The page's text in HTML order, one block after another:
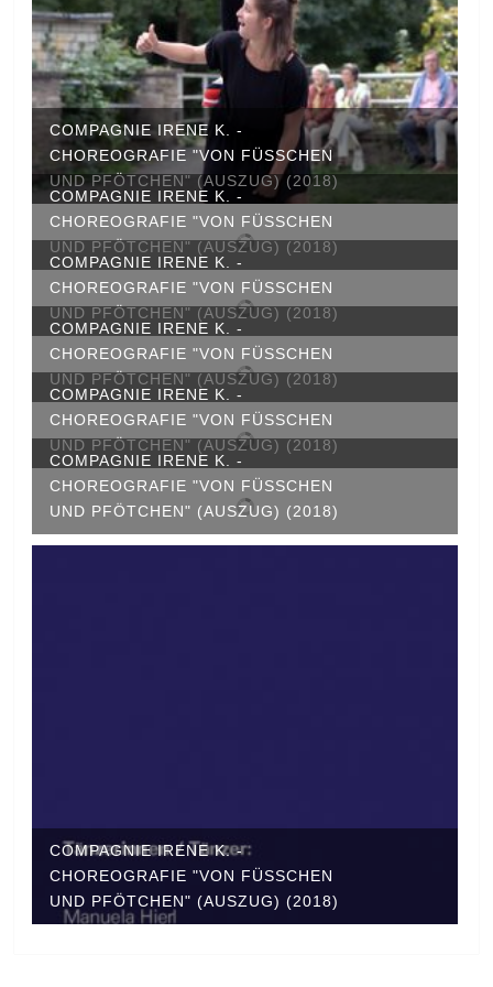
COMPAGNIE IRENE K. -
CHOREOGRAFIE "VON FÜSSCHEN U
ND PFÖTCHEN" (AUSZUG) (2018)
COMPAGNIE IRENE K. -
CHOREOGRAFIE "VON FÜSSCHEN U
ND PFÖTCHEN" (AUSZUG) (2018)
COMPAGNIE IRENE K. -
CHOREOGRAFIE "VON FÜSSCHEN U
ND PFÖTCHEN" (AUSZUG) (2018)
COMPAGNIE IRENE K. -
CHOREOGRAFIE "VON FÜSSCHEN U
ND PFÖTCHEN" (AUSZUG) (2018)
COMPAGNIE IRENE K. -
CHOREOGRAFIE "VON FÜSSCHEN U
ND PFÖTCHEN" (AUSZUG) (2018)
COMPAGNIE IRENE K. -
CHOREOGRAFIE "VON FÜSSCHEN U
ND PFÖTCHEN" (AUSZUG) (2018)
COMPAGNIE IRENE K. -
CHOREOGRAFIE "VON FÜSSCHEN U
ND PFÖTCHEN" (AUSZUG) (2018)